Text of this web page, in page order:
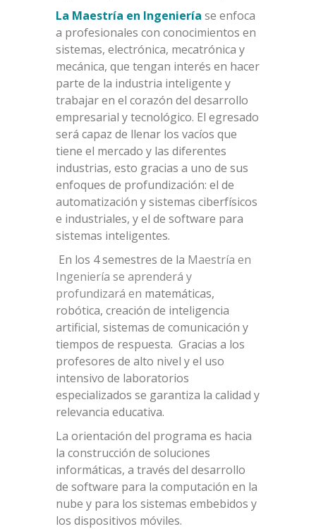
La Maestría en Ingeniería se enfoca
a profesionales con conocimientos en
sistemas, electrónica, mecatrónica y
mecánica, que tengan interés en hacer
parte de la industria inteligente y
trabajar en el corazón del desarrollo
empresarial y tecnológico. El egresado
será capaz de llenar los vacíos que
tiene el mercado y las diferentes
industrias, esto gracias a uno de sus
enfoques de profundización: el de
automatización y sistemas ciberfísicos
e industriales, y el de software para
sistemas inteligentes.
En los 4 semestres de la Maestría en
Ingeniería se aprenderá y
profundizará en matemáticas,
robótica, creación de inteligencia
artificial, sistemas de comunicación y
tiempos de respuesta. Gracias a los
profesores de alto nivel y el uso
intensivo de laboratorios
especializados se garantiza la calidad y
relevancia educativa.
La orientación del programa es hacia
la construcción de soluciones
informáticas, a través del desarrollo
de software para la computación en la
nube y para los sistemas embebidos y
los dispositivos móviles.